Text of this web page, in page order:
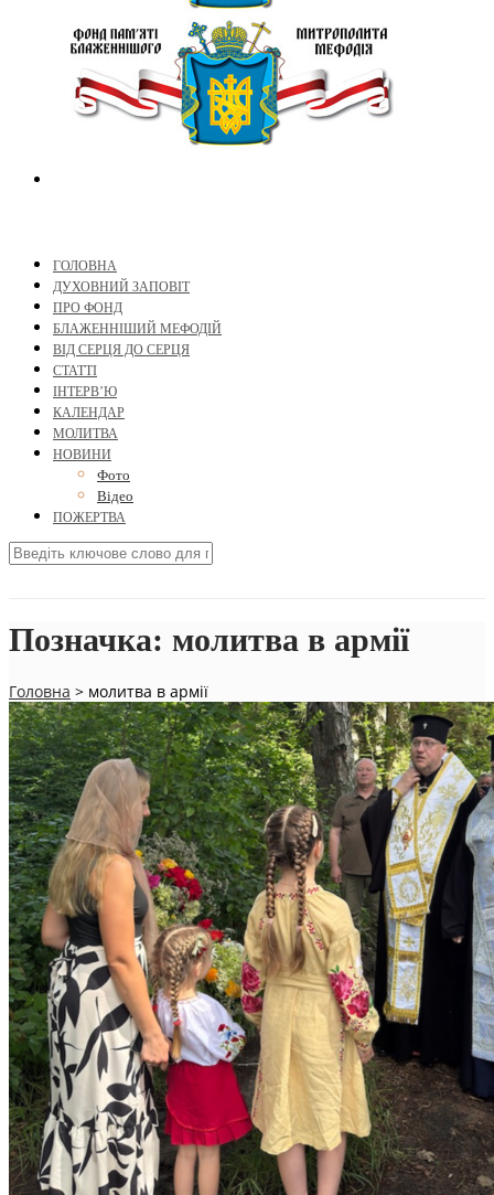
ГОЛОВНА
ДУХОВНИЙ ЗАПОВІТ
ПРО ФОНД
БЛАЖЕННІШИЙ МЕФОДІЙ
ВІД СЕРЦЯ ДО СЕРЦЯ
СТАТТІ
ІНТЕРВ’Ю
КАЛЕНДАР
МОЛИТВА
НОВИНИ
Фото
Відео
ПОЖЕРТВА
Позначка: молитва в армії
Головна > молитва в армії